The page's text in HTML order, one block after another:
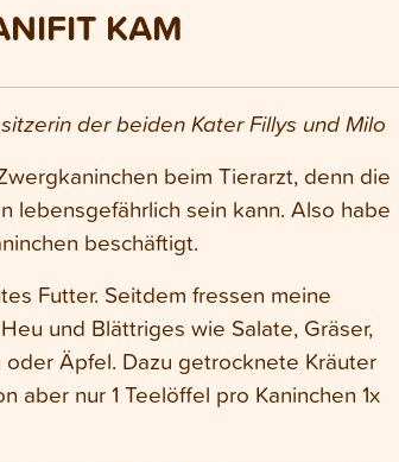
KAM
der beiden Kater Fillys und Milo
beim Tierarzt, denn die
lebensgefährlich sein kann. Also habe
beschäftigt.
Futter. Seitdem fressen meine
und Blättriges wie Salate, Gräser,
Äpfel. Dazu getrocknete Kräuter
aber nur 1 Teelöffel pro Kaninchen 1x